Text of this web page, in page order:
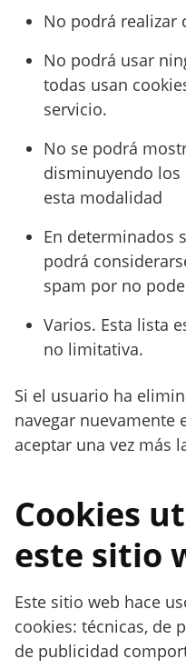
No podrá realizar
No podrá usar
todas usan
servicio.
No se podrá
disminuyendo los
esta modalidad
En determinados
podrá
spam por no
Varios. Esta lista
no limitativa.
Si el usuario ha
navegar nuevamente
aceptar una vez más
Cookies
este sitio
Este sitio web hace
cookies: técnicas, de
de publicidad